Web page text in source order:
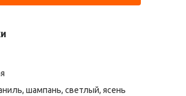
шампань, светлый, ясень